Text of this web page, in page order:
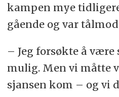
kampen mye
gående og var
– Jeg forsøkte å være
mulig. Men vi måtte
sjansen kom – og vi